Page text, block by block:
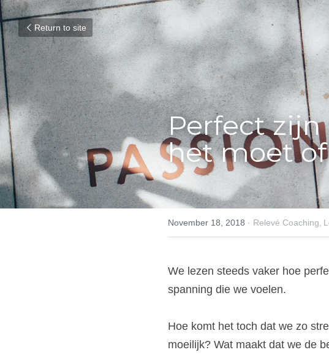
Return to site
Perfect
het moet
November 18, 2018 · Relevé Coaching,
We lezen steeds vaker hoe
spanning die we voelen.
Hoe komt het toch dat we zo
moeilijk? Wat maakt dat we de